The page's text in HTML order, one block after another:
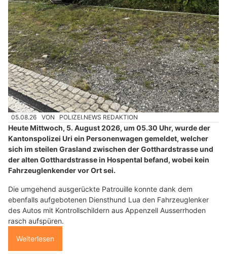
05.08.26 VON POLIZEI.NEWS REDAKTION
Heute Mittwoch, 5. August 2026, um 05.30 Uhr, wurde der
Kantonspolizei Uri ein Personenwagen gemeldet, welcher
sich im steilen Grasland zwischen der Gotthardstrasse und
der alten Gotthardstrasse in Hospental befand, wobei kein
Fahrzeuglenkender vor Ort sei.
Die umgehend ausgerückte Patrouille konnte dank dem
ebenfalls aufgebotenen Diensthund Lua den Fahrzeuglenker
des Autos mit Kontrollschildern aus Appenzell Ausserrhoden
rasch aufspüren.
Weiterlesen